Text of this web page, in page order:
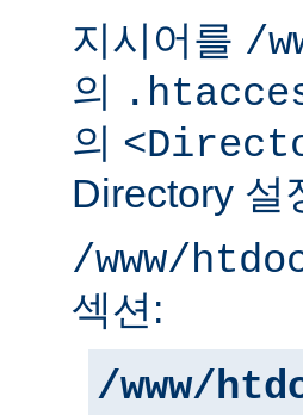
지시어를 /
의
의
Directory 설
/www/
섹션:
/www/